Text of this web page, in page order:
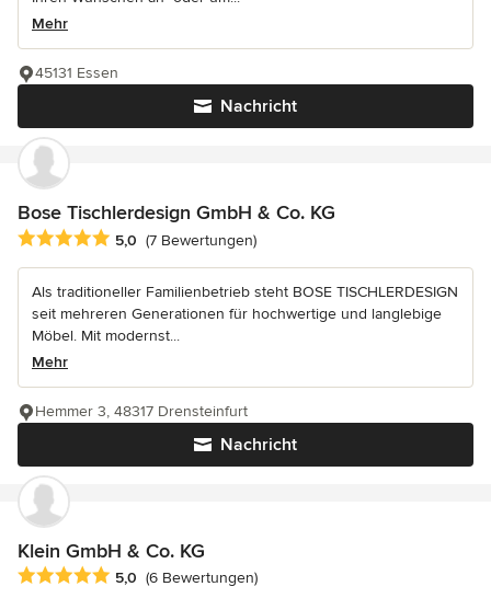
Mehr
Nachricht
45131 Essen
Bose Tischlerdesign GmbH & Co. KG
Durchschnittliche Bewertung: 5 von 5 Sternen
5,0 (7 Bewertungen)
Als traditioneller Familienbetrieb steht BOSE TISCHLERDESIGN
seit mehreren Generationen für hochwertige und langlebige
Möbel. Mit modernst...
Mehr
Nachricht
Hemmer 3, 48317 Drensteinfurt
Klein GmbH & Co. KG
Durchschnittliche Bewertung: 5 von 5 Sternen
5,0 (6 Bewertungen)